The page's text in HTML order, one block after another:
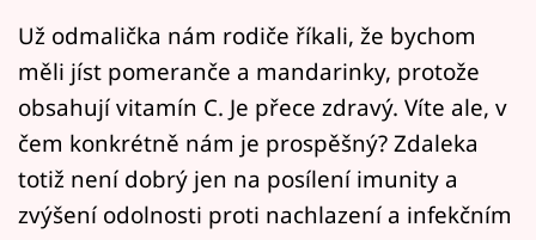
Přihlášení
Sledujte nás
Už odmalička nám rodiče říkali, že bychom
měli jíst pomeranče a mandarinky, protože
obsahují vitamín C. Je přece zdravý. Víte ale, v
čem konkrétně nám je prospěšný? Zdaleka
totiž není dobrý jen na posílení imunity a
zvýšení odolnosti proti nachlazení a infekčním